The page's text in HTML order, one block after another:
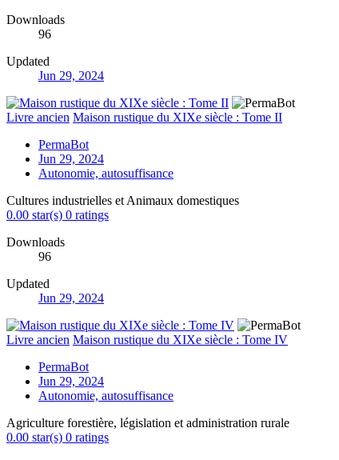
Downloads
96
Updated
Jun 29, 2024
Livre ancien Maison rustique du XIXe siècle : Tome II
PermaBot
Jun 29, 2024
Autonomie, autosuffisance
Cultures industrielles et Animaux domestiques
0.00 star(s) 0 ratings
Downloads
96
Updated
Jun 29, 2024
Livre ancien Maison rustique du XIXe siècle : Tome IV
PermaBot
Jun 29, 2024
Autonomie, autosuffisance
Agriculture forestière, législation et administration rurale
0.00 star(s) 0 ratings